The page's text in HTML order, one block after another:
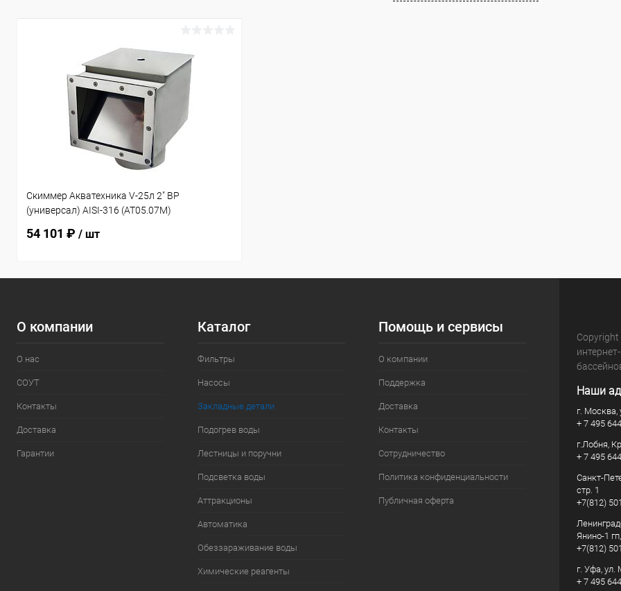
Скиммер Акватехника V-25л 2" ВР
(универсал) AISI-316 (AT05.07M)
54 101 ₽ / шт
О компании
О нас
СОУТ
Контакты
Доставка
Гарантии
Каталог
Фильтры
Насосы
Закладные детали
Подогрев воды
Лестницы и поручни
Подсветка воды
Аттракционы
Автоматика
Обеззараживание воды
Химические реагенты
Помощь и сервисы
О компании
Поддержка
Доставка
Контакты
Сотрудничество
Политика конфиденциальности
Публичная оферта
Наши
г. Москва,
+ 7 495
г.Лобня,
+ 7 495
Санкт-
стр. 1
+7(812)
Янино-1
+7(812)
г. Уфа, ул.
+ 7 495